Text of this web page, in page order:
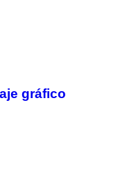
gráfico